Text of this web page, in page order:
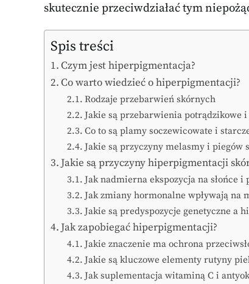
skutecznie przeciwdziałać tym
Spis treści
Czym jest hiperpigmentacja?
Co warto wiedzieć o hiperpigmentacji?
Rodzaje przebarwień skórnych
Jakie są przebarwienia potrądzikowe i
Co to są plamy soczewicowate i
Jakie są przyczyny melasmy i piegów
Jakie są przyczyny hiperpigmentacji
Jak nadmierna ekspozycja na słońce
Jak zmiany hormonalne wpływają na
Jakie są predyspozycje genetyczne a
Jak zapobiegać hiperpigmentacji?
Jakie znaczenie ma ochrona
Jakie są kluczowe elementy rutyny
Jak suplementacja witaminą C i